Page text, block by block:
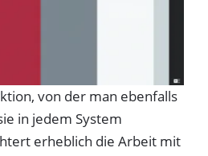
von der man ebenfalls
in jedem System
erheblich die Arbeit mit